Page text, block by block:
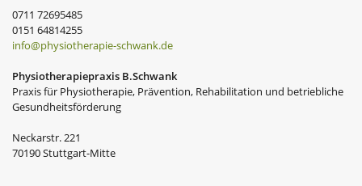
0711 72695485
0151 64814255
info@physiotherapie-schwank.de
Physiotherapiepraxis B.Schwank
Praxis für Physiotherapie, Prävention, Rehabilitation und betriebliche
Gesundheitsförderung
Neckarstr. 221
70190 Stuttgart-Mitte